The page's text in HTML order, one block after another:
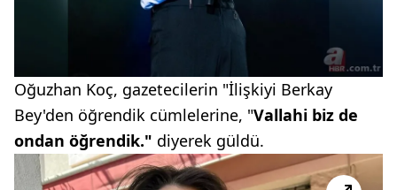
Oğuzhan Koç, gazetecilerin "İlişkiyi Berkay
Bey'den öğrendik cümlelerine, "Vallahi biz de
ondan öğrendik." diyerek güldü.